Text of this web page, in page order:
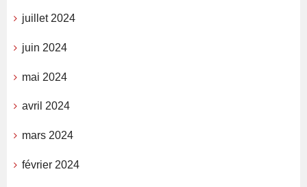
juillet 2024
juin 2024
mai 2024
avril 2024
mars 2024
février 2024